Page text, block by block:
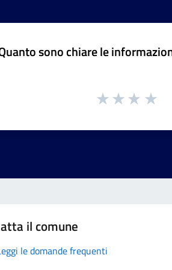
sono chiare le
il comune
le domande frequenti